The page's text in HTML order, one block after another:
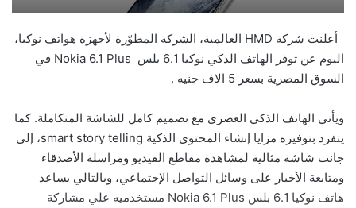
أعلنت شركة HMD العالمية، الشركة المطوّرة لأجهزة هواتف نوكيا،
اليوم عن توفر الهاتف الذكي نوكيا 6.1 بلس Nokia 6.1 Plus في
السوق المصرية بسعر 5 الاف جنيه .
ويأتي الهاتف الذكي العصري مع تصميم كامل للشاشة المتكاملة. كما
يتفرد بتوفيره مزايا إنشاء المحتوى الذكية smart story telling، إلى
جانب شاشة مثالية لمشاهدة مقاطع الفيديو ومراسلة الأصدقاء
ومتابعة الأخبار على وسائل التواصل الإجتماعي، وبالتالي يساعد
هاتف نوكيا 6.1 بلس Nokia 6.1 Plus مستخدميه علي مشاركة